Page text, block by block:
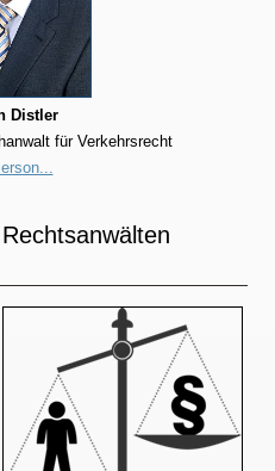
Distler
für Verkehrsrecht